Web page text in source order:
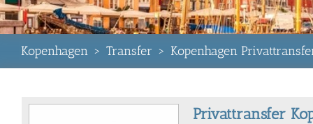
Kopenhagen > Transfer > Kopenhagen
Privattransfer